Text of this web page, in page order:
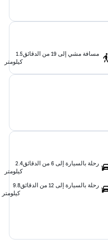
مسافة مشي إلى 19 من الدقائق
1.5
كيلومتر
رحلة بالسيارة إلى 6 من الدقائق
2.4
كيلومتر
رحلة بالسيارة إلى 12 من الدقائق
9.8
كيلومتر